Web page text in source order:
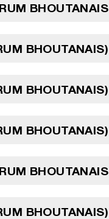
BHOUTANAIS
BHOUTANAIS)
BHOUTANAIS)
BHOUTANAIS)
BHOUTANAIS
BHOUTANAIS)